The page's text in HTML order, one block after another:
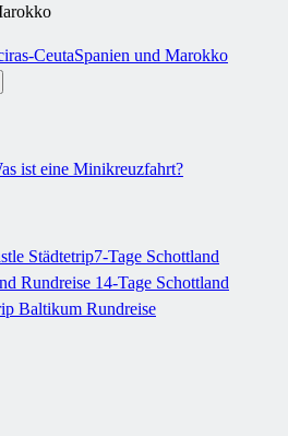
CeutaSpanien und Marokko
ist eine Minikreuzfahrt?
Städtetrip7-Tage Schottland
Rundreise 14-Tage Schottland
Baltikum Rundreise